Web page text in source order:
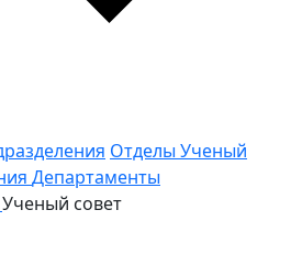
Отделы Ученый
Департаменты
Ученый совет